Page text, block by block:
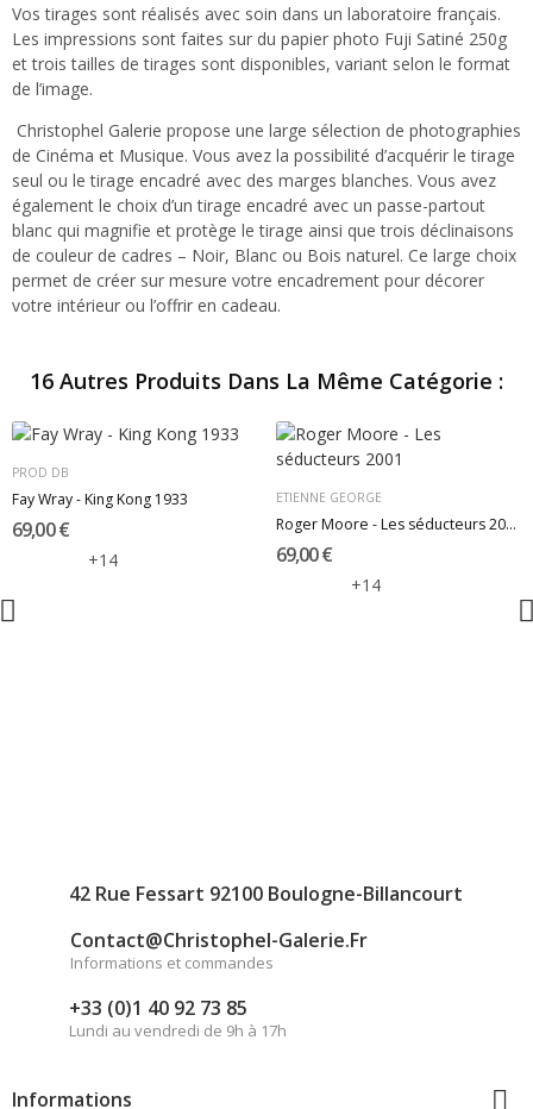
Vos tirages sont réalisés avec soin dans un laboratoire français.
Les impressions sont faites sur du papier photo Fuji Satiné 250g
et trois tailles de tirages sont disponibles, variant selon le format
de l’image.
Christophel Galerie propose une large sélection de photographies
de Cinéma et Musique. Vous avez la possibilité d’acquérir le tirage
seul ou le tirage encadré avec des marges blanches. Vous avez
également le choix d’un tirage encadré avec un passe-partout
blanc qui magnifie et protège le tirage ainsi que trois déclinaisons
de couleur de cadres – Noir, Blanc ou Bois naturel. Ce large choix
permet de créer sur mesure votre encadrement pour décorer
votre intérieur ou l’offrir en cadeau.
16 Autres Produits Dans La Même Catégorie :
PROD DB
Fay Wray - King Kong 1933
69,00 €
+14
ETIENNE GEORGE
Roger Moore - Les séducteurs 2001
69,00 €
+14
42 Rue Fessart 92100 Boulogne-Billancourt
Contact@christophel-Galerie.fr
Informations et commandes
+33 (0)1 40 92 73 85
Lundi au vendredi de 9h à 17h
Informations 